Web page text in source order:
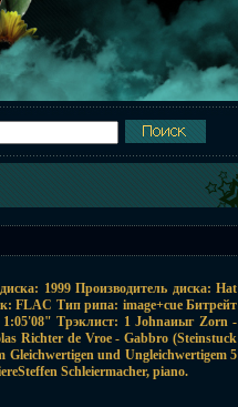
1999 Производитель диска: Hat
FLAC Тип рипа: image+cue Битрейт
1:05'08" Трэклист: 1 Johnаиыг Zorn -
Richter de Vroe - Gabbro (Steinstuck
Gleichwertigen und Ungleichwertigem 5
Schleiermacher, piano.